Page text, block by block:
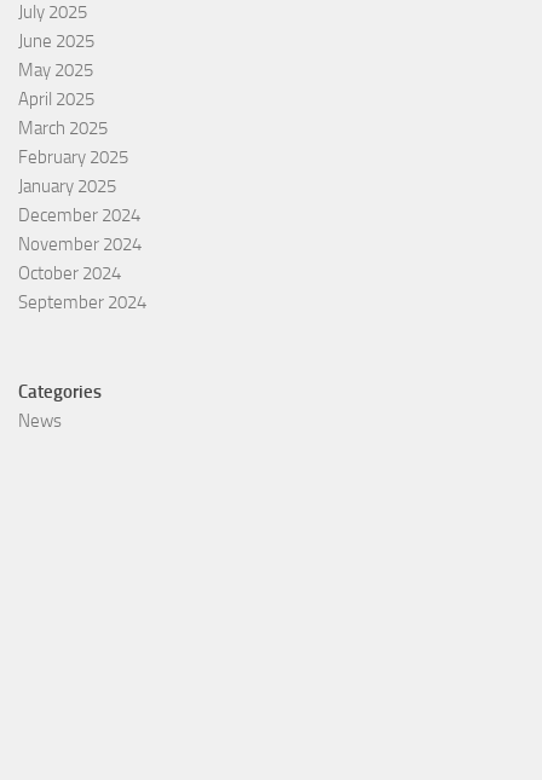
July 2025
June 2025
May 2025
April 2025
March 2025
February 2025
January 2025
December 2024
November 2024
October 2024
September 2024
Categories
News